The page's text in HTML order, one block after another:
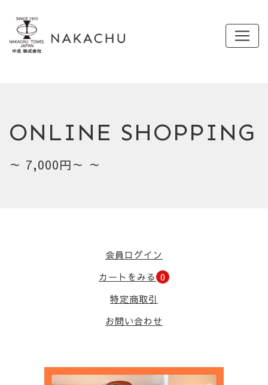
ONLINE SHOPPING
～ 7,000円～ ～
会員ログイン
カートをみる 0
特定商取引
お問い合わせ